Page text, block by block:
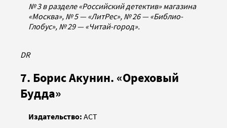
№ 3 в разделе «Российский детектив» магазина
«Москва», № 5 — «ЛитРес», № 26 — «Библио-
Глобус», № 29 — «Читай-город».
DR
7. Борис Акунин. «Ореховый
Будда»
Издательство: АСТ